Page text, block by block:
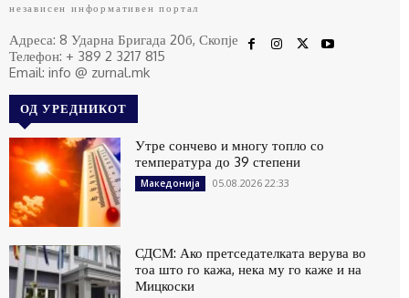
независен информативен портал
Адреса: 8 Ударна Бригада 20б, Скопје
Телефон: + 389 2 3217 815
Email: info @ zurnal.mk
ОД УРЕДНИКОТ
Утре сончево и многу топло со
температура до 39 степени
Македонија 05.08.2026 22:33
СДСМ: Ако претседателката верува во
тоа што го кажа, нека му го каже и на
Мицкоски